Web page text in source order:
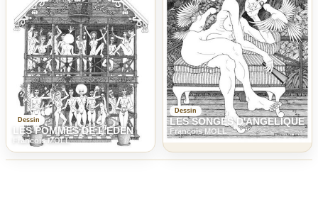
Dessin
LES POMMES DE L'EDEN
Francois MOLL
Dessin
LES SONGES D'ANGELIQUE
Francois MOLL